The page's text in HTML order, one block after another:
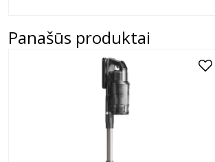
Panašūs produktai